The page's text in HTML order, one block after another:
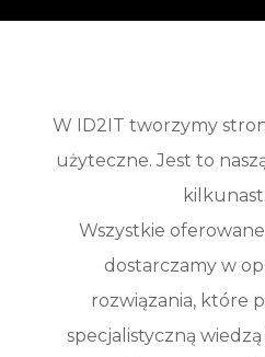
W ID2IT tworzymy
użyteczne. Jest to
Wszystkie
dostarczamy w
rozwiązania, które
specjalistyczną